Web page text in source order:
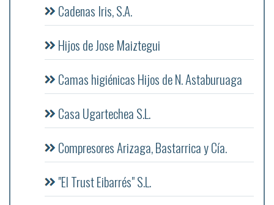
Cadenas Iris, S.A.
Hijos de Jose Maiztegui
Camas higiénicas Hijos de N. Astaburuaga
Casa Ugartechea S.L.
Compresores Arizaga, Bastarrica y Cía.
"El Trust Eibarrés" S.L.